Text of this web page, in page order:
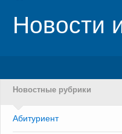
Новости
Новостные рубрики
Абитуриент